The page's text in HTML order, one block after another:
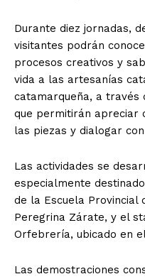
Durante diez jornadas,
visitantes podrán
procesos creativos y
vida a las artesanías
catamarqueña, a través
que permitirán apreciar
las piezas y dialogar
Las actividades se
especialmente
de la Escuela Provincial
Peregrina Zárate, y el
Orfebrería, ubicado en
Las demostraciones